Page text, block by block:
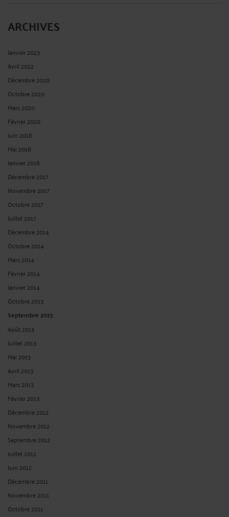
ARCHIVES
Janvier 2023
Avril 2022
Décembre 2020
Octobre 2020
Mars 2020
Février 2020
Juin 2018
Mai 2018
Janvier 2018
Décembre 2017
Novembre 2017
Octobre 2017
Juillet 2017
Décembre 2014
Octobre 2014
Mars 2014
Février 2014
Janvier 2014
Octobre 2013
Septembre 2013
Août 2013
Juillet 2013
Mai 2013
Avril 2013
Mars 2013
Février 2013
Décembre 2012
Novembre 2012
Septembre 2012
Juillet 2012
Juin 2012
Décembre 2011
Novembre 2011
Octobre 2011